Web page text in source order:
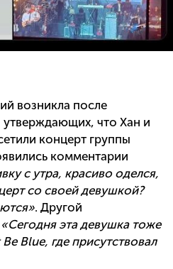
возникла после
что Хан и
концерт группы
комментарии
с утра, красиво оделся,
со своей девушкой?
. Другой
«Сегодня эта девушка тоже
Blue, где присутствовал